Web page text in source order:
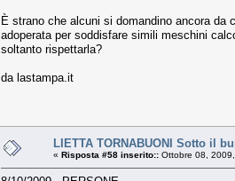
È strano che alcuni si domandino ancora da
adoperata per soddisfare simili meschini
soltanto rispettarla?
da lastampa.it
LIETTA TORNABUONI Sotto il
« Risposta #58 inserito:: Ottobre 08,